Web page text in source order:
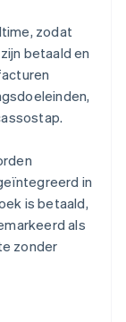
zodat
betaald en
in
is betaald,
als
zonder